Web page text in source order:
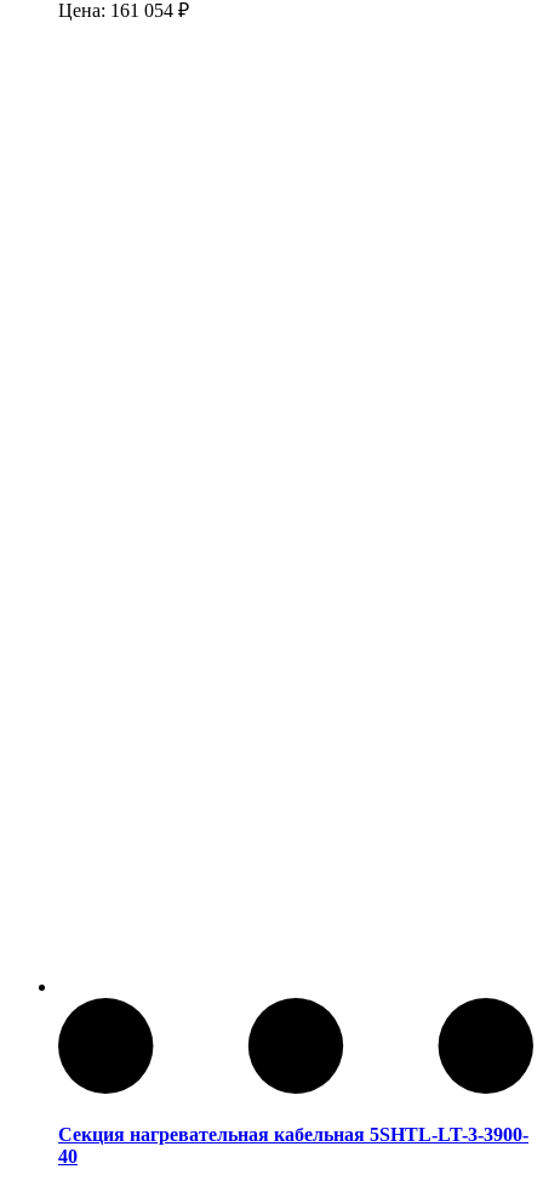
Цена: 161 054 ₽
Секция нагревательная кабельная 5SHTL-LT-3-3900-
40